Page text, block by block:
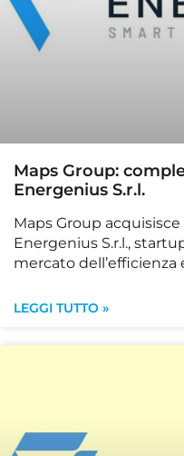
Maps Group:
Energenius S.r.l.
Maps Group
Energenius S.r.l.,
mercato dell’efficienza
LEGGI TUTTO »